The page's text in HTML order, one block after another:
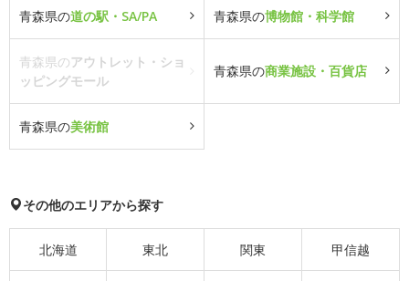
青森県の道の駅・SA/PA 青森県の博物館・科学館
青森県のアウトレット・ショ
ッピングモール
青森県の商業施設・百貨店
青森県の美術館
その他のエリアから探す
北海道 東北 関東 甲信越